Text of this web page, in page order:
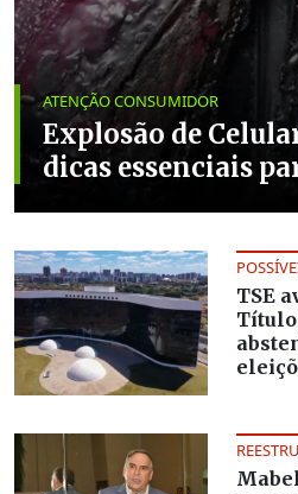
ATENÇÃO CONSUMIDOR
Explosão de
dicas essenciais
TSE